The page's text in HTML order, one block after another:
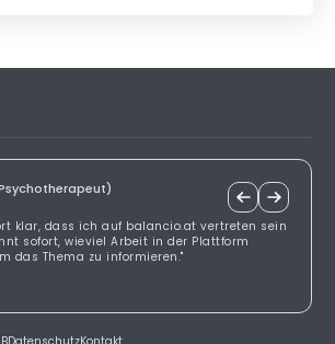
klar, dass ich auf balancio.at vertreten sein
sofort, wieviel Arbeit in der Plattform
das Thema zu informieren."